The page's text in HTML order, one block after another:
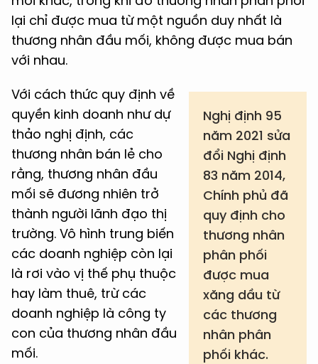
lại chỉ được mua từ một nguồn duy nhất là
thương nhân đầu mối, không được mua bán
với nhau.
Nghị định 95
năm 2021 sửa
đổi Nghị định
83 năm 2014,
Chính phủ đã
quy định cho
thương nhân
phân phối
được mua
xăng dầu từ
các thương
nhân phân
phối khác.
Với cách thức quy định về
quyền kinh doanh như dự
thảo nghị định, các
thương nhân bán lẻ cho
rằng, thương nhân đầu
mối sẽ đương nhiên trở
thành người lãnh đạo thị
trường. Vô hình trung biến
các doanh nghiệp còn lại
là rơi vào vị thế phụ thuộc
hay làm thuê, trừ các
doanh nghiệp là công ty
con của thương nhân đầu
mối.